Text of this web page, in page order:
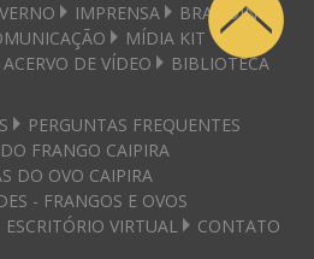
IMPRENSA
BRANDING
MÍDIA KIT
ACERVO DE VÍDEO BIBLIOTECA
PERGUNTAS FREQUENTES
FRANGO CAIPIRA
DO OVO CAIPIRA
- FRANGOS E OVOS
ESCRITÓRIO VIRTUAL CONTATO